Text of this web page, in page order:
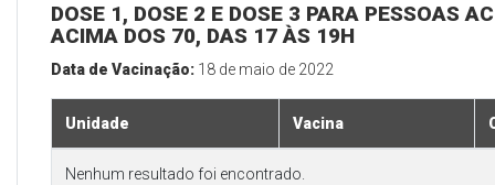
DOSE 1, DOSE 2 E DOSE 3 PARA PESSOAS
ACIMA DOS 70, DAS 17 ÀS 19H
Data de Vacinação: 18 de maio de 2022
Unidade Vacina
Nenhum resultado foi encontrado.